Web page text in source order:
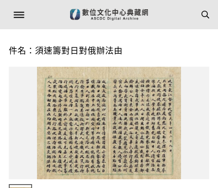
件名：須速籌對日對俄辦法由